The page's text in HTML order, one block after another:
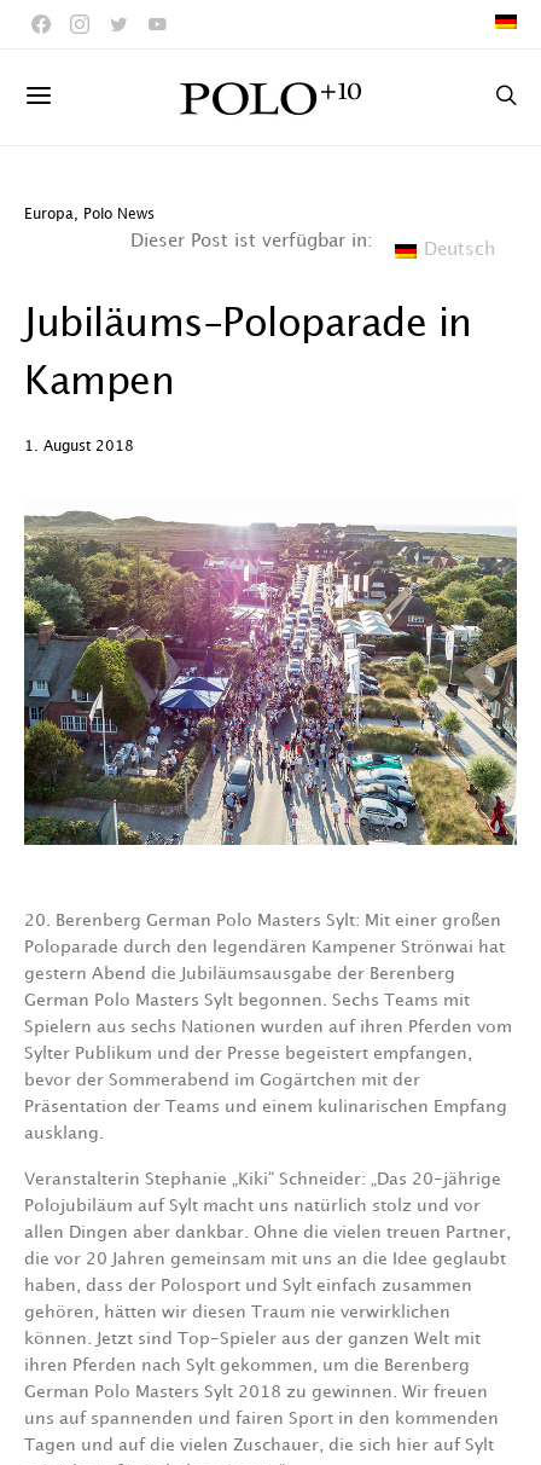
Europa Polo News
Dieser Post ist verfügbar in: Deutsch
Jubiläums-Poloparade in
Kampen
1. August 2018
20. Berenberg German Polo Masters Sylt: Mit einer großen
Poloparade durch den legendären Kampener Strönwai hat
gestern Abend die Jubiläumsausgabe der Berenberg
German Polo Masters Sylt begonnen. Sechs Teams mit
Spielern aus sechs Nationen wurden auf ihren Pferden vom
Sylter Publikum und der Presse begeistert empfangen,
bevor der Sommerabend im Gogärtchen mit der
Präsentation der Teams und einem kulinarischen Empfang
ausklang.
Veranstalterin Stephanie „Kiki“ Schneider: „Das 20-jährige
Polojubiläum auf Sylt macht uns natürlich stolz und vor
allen Dingen aber dankbar. Ohne die vielen treuen Partner,
die vor 20 Jahren gemeinsam mit uns an die Idee geglaubt
haben, dass der Polosport und Sylt einfach zusammen
gehören, hätten wir diesen Traum nie verwirklichen
können. Jetzt sind Top-Spieler aus der ganzen Welt mit
ihren Pferden nach Sylt gekommen, um die Berenberg
German Polo Masters Sylt 2018 zu gewinnen. Wir freuen
uns auf spannenden und fairen Sport in den kommenden
Tagen und auf die vielen Zuschauer, die sich hier auf Sylt